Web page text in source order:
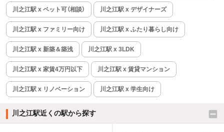
川之江駅 x ペット可（相談） 川之江駅 x デザイナーズ
川之江駅 x ファミリー向け 川之江駅 x ふたり暮らし向け
川之江駅 x 新築＆築浅 川之江駅 x 3LDK
川之江駅 x 家賃4万円以下 川之江駅 x 賃貸マンション
川之江駅 x リノベーション 川之江駅 x 学生向け
川之江駅近くの駅から探す